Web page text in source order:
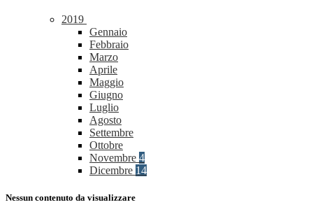
2019
Gennaio
Febbraio
Marzo
Aprile
Maggio
Giugno
Luglio
Agosto
Settembre
Ottobre
Novembre 4
Dicembre 14
Nessun contenuto da visualizzare